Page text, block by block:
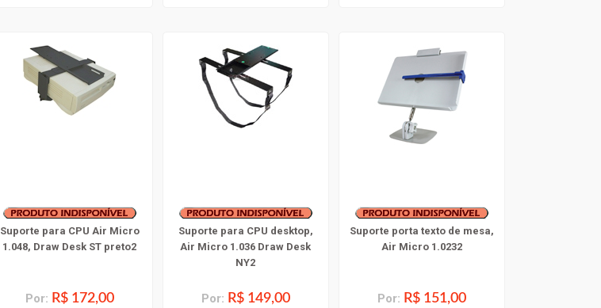
Suporte para CPU Air Micro
1.048, Draw Desk ST preto2
Por: R$ 172,00
Suporte para CPU desktop,
Air Micro 1.036 Draw Desk
NY2
Por: R$ 149,00
Suporte porta texto de mesa,
Air Micro 1.0232
Por: R$ 151,00